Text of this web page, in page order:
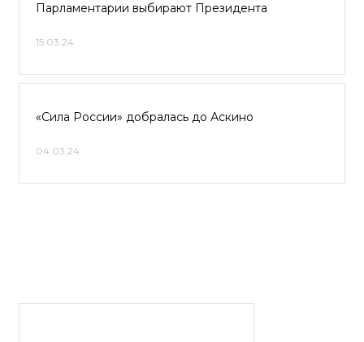
Парламентарии выбирают Президента
15.03.24
«Сила России» добралась до Аскино
04.03.24